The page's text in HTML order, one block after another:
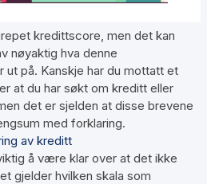
kredittscore, men det kan
nøyaktig hva denne
ut på. Kanskje har du mottatt et
at du har søkt om kreditt eller
det er sjelden at disse brevene
med forklaring.
av kreditt
å være klar over at det ikke
gjelder hvilken skala som